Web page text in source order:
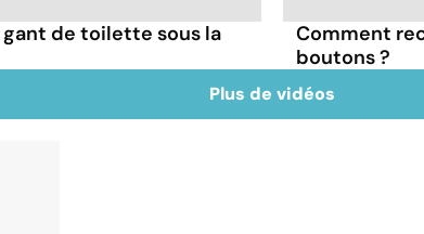
de toilette sous la
Comment
boutons ?
Plus de vidéos